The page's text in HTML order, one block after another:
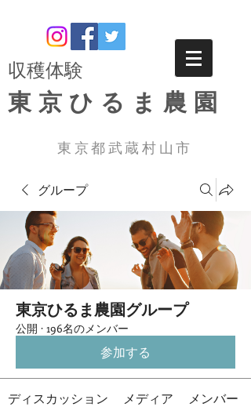
​収穫体験
東京ひるま農園
東京都武蔵村山市
グループ
東京ひるま農園グループ
公開 · 196名のメンバー
参加する
ディスカッション メディア メンバー